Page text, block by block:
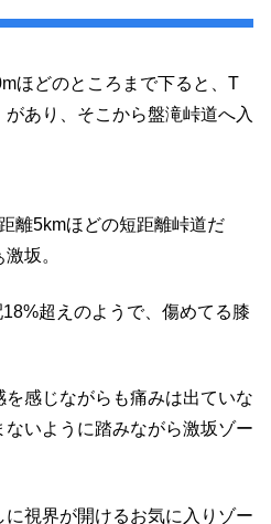
ほどのところまで下ると、T
あり、そこから盤滝峠道へ入
離5kmほどの短距離峠道だ
坂。
超えのようで、傷めてる膝
感じながらも痛みは出ていな
いように踏みながら激坂ゾー
視界が開けるお気に入りゾー